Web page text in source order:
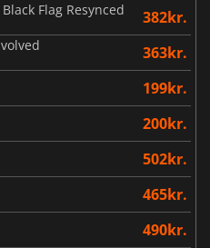
Flag Resynced
382kr.
363kr.
199kr.
200kr.
502kr.
465kr.
490kr.